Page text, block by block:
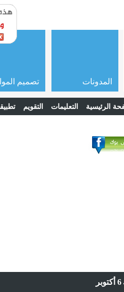
الرئيسية التعليمات التقويم
المدونات تصميم
6 أكتوبر